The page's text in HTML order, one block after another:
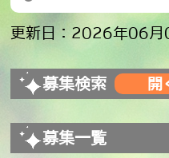
更新日：2026年06月
募集検索
募集一覧